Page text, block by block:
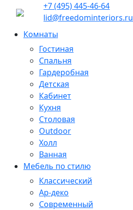
+7 (495) 445-46-64
lid@freedominteriors.ru
Комнаты
Гостиная
Спальня
Гардеробная
Детская
Кабинет
Кухня
Столовая
Outdoor
Холл
Ванная
Мебель по стилю
Классический
Ар-деко
Современный